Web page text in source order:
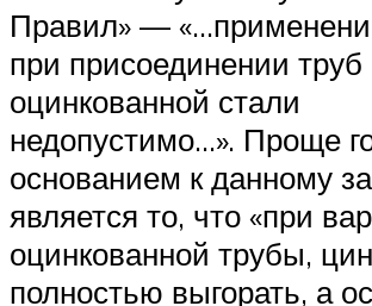
Правил» —
при присоединении труб
оцинкованной стали
недопустимо…». Проще
основанием к данному
является то, что «при
оцинкованной трубы,
полностью выгорать, а